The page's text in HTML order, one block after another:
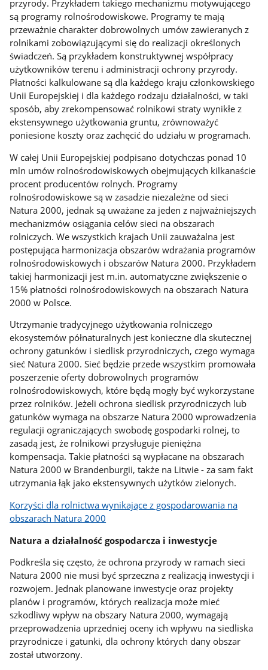
przyrody. Przykładem takiego mechanizmu motywującego
są programy rolnośrodowiskowe. Programy te mają
przeważnie charakter dobrowolnych umów zawieranych z
rolnikami zobowiązującymi się do realizacji określonych
świadczeń. Są przykładem konstruktywnej współpracy
użytkowników terenu i administracji ochrony przyrody.
Płatności kalkulowane są dla każdego kraju członkowskiego
Unii Europejskiej i dla każdego rodzaju działalności, w taki
sposób, aby zrekompensować rolnikowi straty wynikłe z
ekstensywnego użytkowania gruntu, zrównoważyć
poniesione koszty oraz zachęcić do udziału w programach.
W całej Unii Europejskiej podpisano dotychczas ponad 10
mln umów rolnośrodowiskowych obejmujących kilkanaście
procent producentów rolnych. Programy
rolnośrodowiskowe są w zasadzie niezależne od sieci
Natura 2000, jednak są uważane za jeden z najważniejszych
mechanizmów osiągania celów sieci na obszarach
rolniczych. We wszystkich krajach Unii zauważalna jest
postępująca harmonizacja obszarów wdrażania programów
rolnośrodowiskowych i obszarów Natura 2000. Przykładem
takiej harmonizacji jest m.in. automatyczne zwiększenie o
15% płatności rolnośrodowiskowych na obszarach Natura
2000 w Polsce.
Utrzymanie tradycyjnego użytkowania rolniczego
ekosystemów półnaturalnych jest konieczne dla skutecznej
ochrony gatunków i siedlisk przyrodniczych, czego wymaga
sieć Natura 2000. Sieć będzie przede wszystkim promowała
poszerzenie oferty dobrowolnych programów
rolnośrodowiskowych, które będą mogły być wykorzystane
przez rolników. Jeżeli ochrona siedlisk przyrodniczych lub
gatunków wymaga na obszarze Natura 2000 wprowadzenia
regulacji ograniczających swobodę gospodarki rolnej, to
zasadą jest, że rolnikowi przysługuje pieniężna
kompensacja. Takie płatności są wypłacane na obszarach
Natura 2000 w Brandenburgii, także na Litwie - za sam fakt
utrzymania łąk jako ekstensywnych użytków zielonych.
Korzyści dla rolnictwa wynikające z gospodarowania na
obszarach Natura 2000
Natura a działalność gospodarcza i inwestycje
Podkreśla się często, że ochrona przyrody w ramach sieci
Natura 2000 nie musi być sprzeczna z realizacją inwestycji i
rozwojem. Jednak planowane inwestycje oraz projekty
planów i programów, których realizacja może mieć
szkodliwy wpływ na obszary Natura 2000, wymagają
przeprowadzenia uprzedniej oceny ich wpływu na siedliska
przyrodnicze i gatunki, dla ochrony których dany obszar
został utworzony.